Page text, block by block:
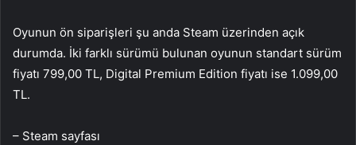
Oyunun ön siparişleri şu anda Steam üzerinden açık
durumda. İki farklı sürümü bulunan oyunun standart sürüm
fiyatı 799,00 TL, Digital Premium Edition fiyatı ise 1.099,00
TL.
– Steam sayfası